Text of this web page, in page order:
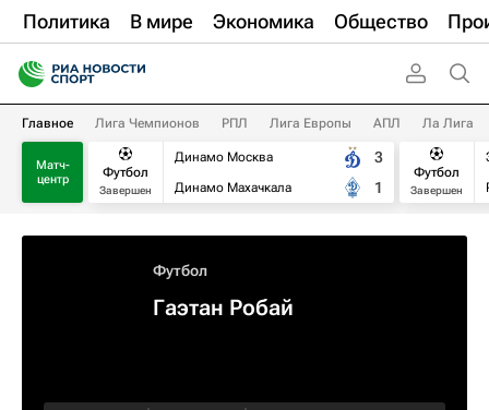
Политика В мире Экономика Общество
Главное Лига Чемпионов РПЛ Лига Европы АПЛ Ла Лига
Матч-
центр
Футбол
Завершен
Динамо Москва
Динамо Махачкала
3
1
Футбол
Завершен
Футбол
Гаэтан Робай